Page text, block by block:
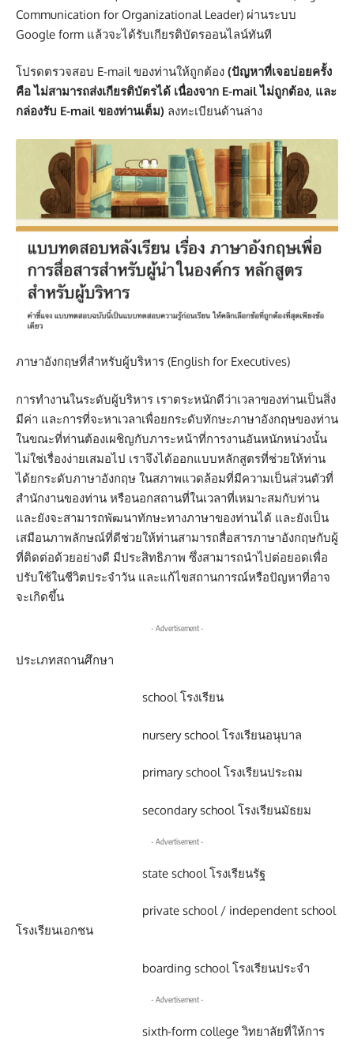
Communication for Organizational Leader) ผ่านระบบ
Google form แล้วจะได้รับเกียรติบัตรออนไลน์ทันที
โปรดตรวจสอบ E-mail ของท่านให้ถูกต้อง (ปัญหาที่เจอบ่อยครั้ง
คือ ไม่สามารถส่งเกียรติบัตรได้ เนื่องจาก E-mail ไม่ถูกต้อง, และ
กล่องรับ E-mail ของท่านเต็ม) ลงทะเบียนด้านล่าง
ภาษาอังกฤษที่สำหรับผู้บริหาร (English for Executives)
การทำงานในระดับผู้บริหาร เราตระหนักดีว่าเวลาของท่านเป็นสิ่ง
มีค่า และการที่จะหาเวลาเพื่อยกระดับทักษะภาษาอังกฤษของท่าน
ในขณะที่ท่านต้องเผชิญกับภาระหน้าที่การงานอันหนักหน่วงนั้น
ไม่ใช่เรื่องง่ายเสมอไป เราจึงได้ออกแบบหลักสูตรที่ช่วยให้ท่าน
ได้ยกระดับภาษาอังกฤษ ในสภาพแวดล้อมที่มีความเป็นส่วนตัวที่
สำนักงานของท่าน หรือนอกสถานที่ในเวลาที่เหมาะสมกับท่าน
และยังจะสามารถพัฒนาทักษะทางภาษาของท่านได้ และยังเป็น
เสมือนภาพลักษณ์ที่ดีช่วยให้ท่านสามารถสื่อสารภาษาอังกฤษกับผู้
ที่ติดต่อด้วยอย่างดี มีประสิทธิภาพ ซึ่งสามารถนำไปต่อยอดเพื่อ
ปรับใช้ในชีวิตประจำวัน และแก้ไขสถานการณ์หรือปัญหาที่อาจ
จะเกิดขึ้น
- Advertisement -
ประเภทสถานศึกษา
school โรงเรียน
nursery school โรงเรียนอนุบาล
primary school โรงเรียนประถม
secondary school โรงเรียนมัธยม
- Advertisement -
state school โรงเรียนรัฐ
private school / independent school
โรงเรียนเอกชน
boarding school โรงเรียนประจำ
- Advertisement -
sixth-form college วิทยาลัยที่ให้การ